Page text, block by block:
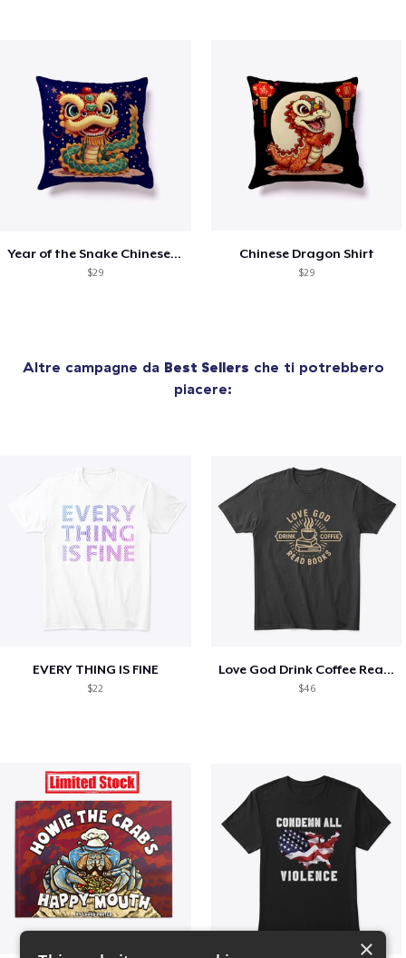
Year of the Snake Chinese New Year
$29
Chinese Dragon Shirt
$29
Altre campagne da Best Sellers che ti potrebbero
piacere:
EVERY THING IS FINE
$22
Love God Drink Coffee Read Books
$46
×